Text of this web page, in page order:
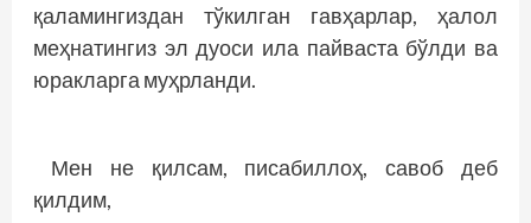
қаламингиздан тўкилган гавҳарлар, ҳалол
меҳнатингиз эл дуоси ила пайваста бўлди ва
юракларга муҳрланди.
Мен не қилсам, писабиллоҳ, савоб деб
қилдим,